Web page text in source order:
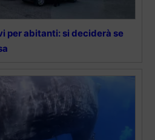
per abitanti: si deciderà se